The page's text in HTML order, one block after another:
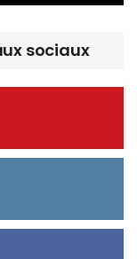
sociaux